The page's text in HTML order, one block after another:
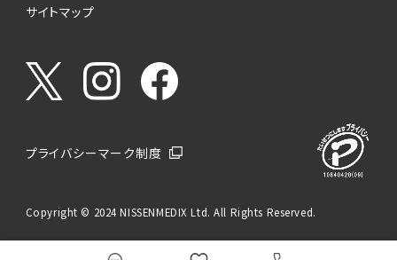
サイトマップ
プライバシーマーク制度
Copyright © 2024 NISSENMEDIX Ltd. All Rights Reserved.